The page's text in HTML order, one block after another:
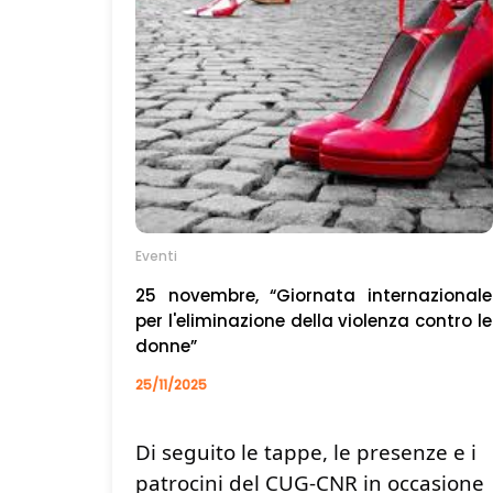
🤝 L’invito è aperto a colleghi, colleghe, amici e
familiari.
Partecipare significa contribuire a una causa
che riguarda tutti.
✨
Insieme possiamo fare davvero la
differenza.
SALA DELLA CROCIERA
LUNEDI’ 1 DICEMBRE 2025 ORE
8.30/14.30
Eventi
25 novembre, “Giornata internazionale
per l'eliminazione della violenza contro le
donne”
25/11/2025
Di seguito le tappe, le presenze e i
patrocini del CUG-CNR in occasione